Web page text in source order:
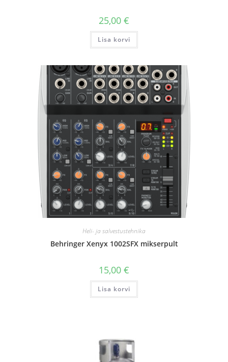
25,00 €
Lisa korvi
Heli- ja salvestustehnika
Behringer Xenyx 1002SFX mikserpult
15,00 €
Lisa korvi